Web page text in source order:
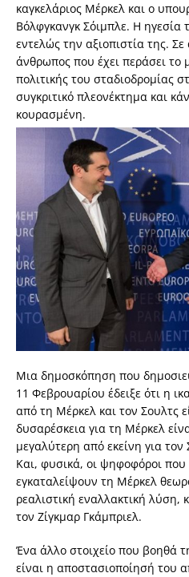
καγκελάριος Μέρκελ και ο
Βόλφγκανγκ Σόιμπλε. Η ηγεσία
εντελώς την αξιοπιστία της.
άνθρωπος που έχει περάσει το
πολιτικής του σταδιοδρομίας
συγκριτικό πλεονέκτημα και
κουρασμένη.
Μια δημοσκόπηση που
11 Φεβρουαρίου έδειξε ότι η
από τη Μέρκελ και τον Σουλτς
δυσαρέσκεια για τη Μέρκελ
μεγαλύτερη από εκείνη για τον
Και, φυσικά, οι ψηφοφόροι που
εγκαταλείψουν τη Μέρκελ
ρεαλιστική εναλλακτική λύση,
τον Ζίγκμαρ Γκάμπριελ.
Ένα άλλο στοιχείο που βοηθά
είναι η αποστασιοποίησή του